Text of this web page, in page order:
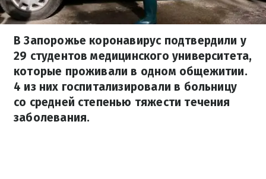
В Запорожье коронавирус подтвердили у
29 студентов медицинского университета,
которые проживали в одном общежитии.
4 из них госпитализировали в больницу
со средней степенью тяжести течения
заболевания.